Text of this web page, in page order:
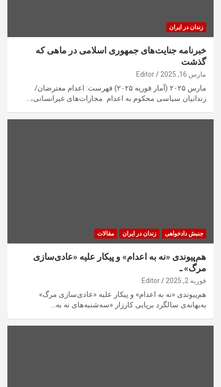
زندان در ایران
خبرنامه جنایت‌های جمهوری اسلامی در ماهی که
گذشت
مارس 16, 2025 Editor
مارس ۲۰۲۵ (آمار فوریه ۲۰۲۵) فهرست: اعدام معترضان/
زندانیان سیاسی محکوم به اعدام ‏ مجازات‌های غیرانسانی،…
جنبش دادخواهی زندان در ایران مقالات
هم‌پیوندی «نه به اعدام» و پیکار علیه «عادی‌سازی
مرگ» ـ
فوریه 2, 2025 Editor
هم‌پیوندی «نه به اعدام» و پیکار علیه «عادی‌سازی مرگ»
به‌بهانه‌ی سالگرد برپایی کارزار «سه‌شنبه‌های نه به…